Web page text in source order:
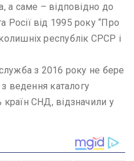
а саме – відповідно до
від 1995 року “Про
республік СРСР і
з 2016 року не бере
з ведення каталогу
країн СНД, відзначили у